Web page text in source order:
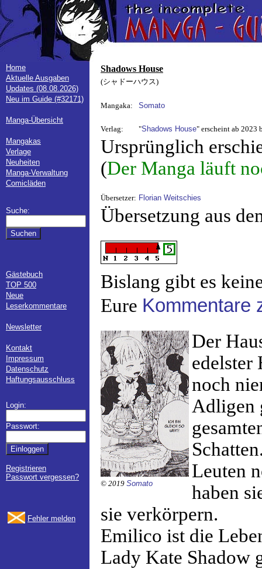
Home
Aktuelle Ausgaben
Updates (08.08.2026)
Neu im Guide (#32171)
Manga-Übersicht
Mangakas
Verlage
Neuheiten
Manga-Verwaltung
Comicläden
Suche:
Gästebuch
TOP 500
Neue
Leserkommentare
Newsletter
Kontakt
Impressum
Datenschutz
Haftungsausschluss
Login:
Passwort:
Registrieren
Passwort vergessen?
Fehler melden
Shadows House
(シャドーハウス)
Mangaka: Somato
Verlag: "Shadows House" erscheint ab 2023
Ursprünglich
(Der Manga läuft
Übersetzer: Florian Weitschies
Übersetzung aus
Bislang gibt es
Eure Kommentare
© 2019 Somato
Der
edelster
noch
Adligen
Leuten
haben
sie verkörpern.
Emilico ist die
Lady Kate Shadow